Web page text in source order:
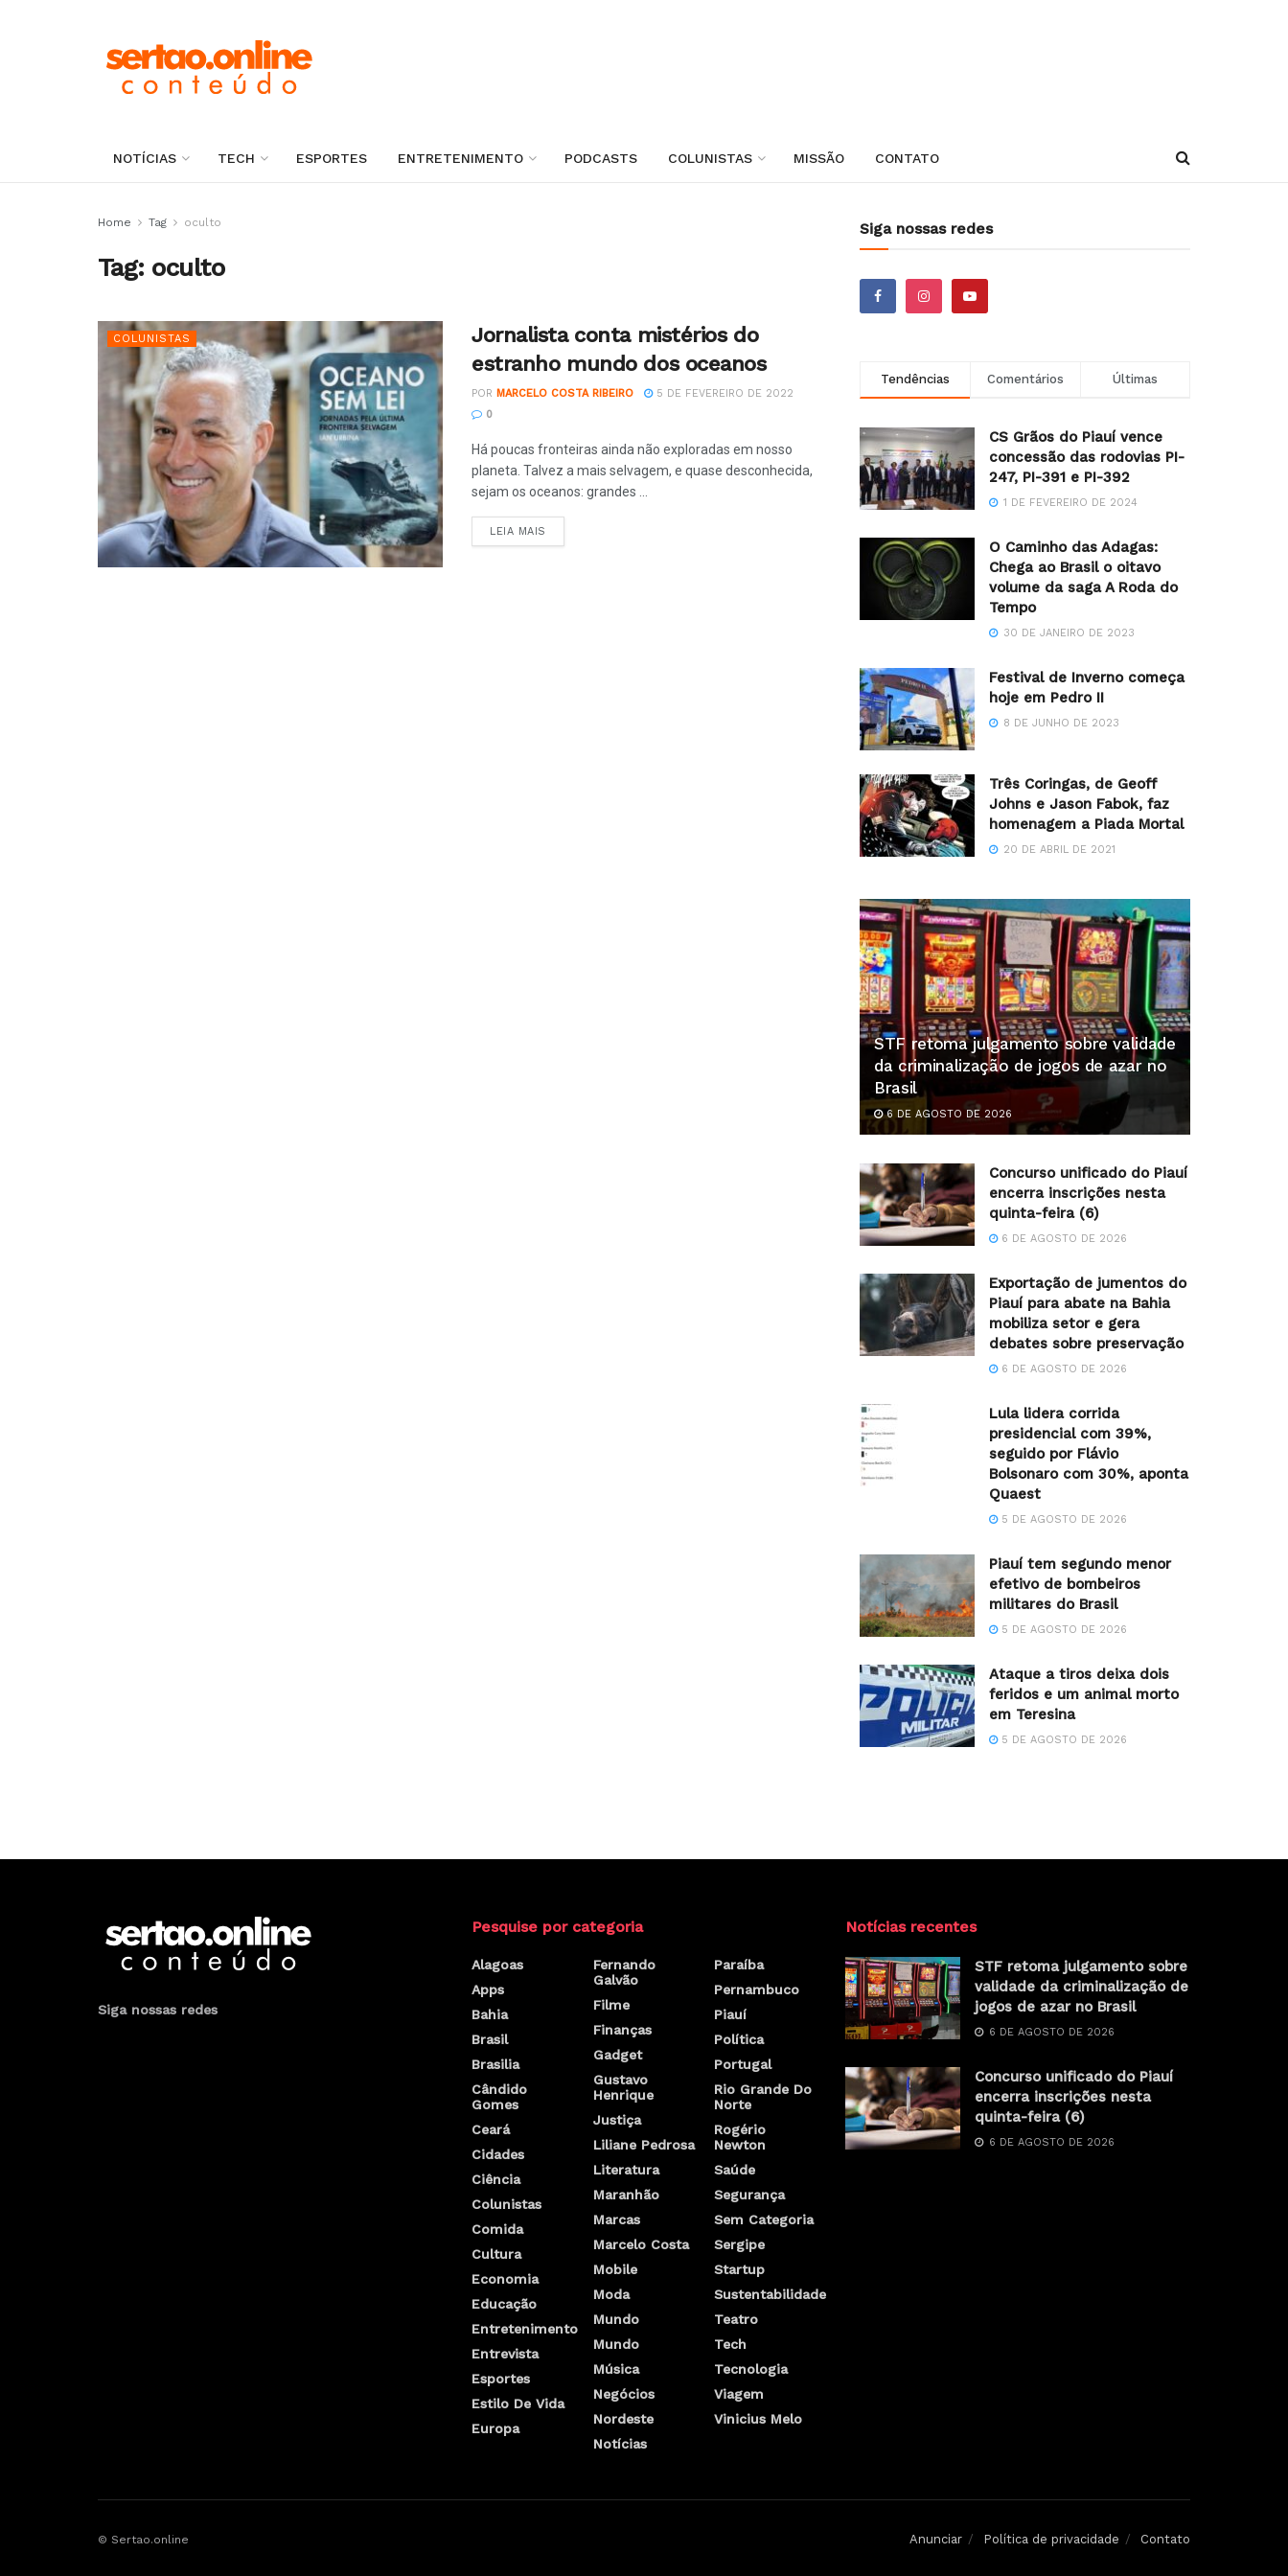
NOTÍCIAS TECH ESPORTES ENTRETENIMENTO PODCASTS COLUNISTAS MISSÃO CONTATO
Home Tag oculto
Tag: oculto
COLUNISTAS
Jornalista conta mistérios do
estranho mundo dos oceanos
POR MARCELO COSTA RIBEIRO
5 DE FEVEREIRO DE 2022
0
Há poucas fronteiras ainda não exploradas em nosso
planeta. Talvez a mais selvagem, e quase desconhecida,
sejam os oceanos: grandes ...
LEIA MAIS
Siga nossas redes
Tendências Comentários Últimas
CS Grãos do Piauí vence
concessão das rodovias PI-
247, PI-391 e PI-392
1 DE FEVEREIRO DE 2024
O Caminho das Adagas:
Chega ao Brasil o oitavo
volume da saga A Roda do
Tempo
30 DE JANEIRO DE 2023
Festival de Inverno começa
hoje em Pedro II
8 DE JUNHO DE 2023
Três Coringas, de Geoff
Johns e Jason Fabok, faz
homenagem a Piada Mortal
20 DE ABRIL DE 2021
STF retoma julgamento sobre validade
da criminalização de jogos de azar no
Brasil
6 DE AGOSTO DE 2026
Concurso unificado do Piauí
encerra inscrições nesta
quinta-feira (6)
6 DE AGOSTO DE 2026
Exportação de jumentos do
Piauí para abate na Bahia
mobiliza setor e gera
debates sobre preservação
6 DE AGOSTO DE 2026
Lula lidera corrida
presidencial com 39%,
seguido por Flávio
Bolsonaro com 30%, aponta
Quaest
5 DE AGOSTO DE 2026
Piauí tem segundo menor
efetivo de bombeiros
militares do Brasil
5 DE AGOSTO DE 2026
Ataque a tiros deixa dois
feridos e um animal morto
em Teresina
5 DE AGOSTO DE 2026
Siga nossas redes
Pesquise por categoria
Alagoas
Apps
Bahia
Brasil
Brasilia
Cândido
Gomes
Ceará
Cidades
Ciência
Colunistas
Comida
Cultura
Economia
Educação
Entretenimento
Entrevista
Esportes
Estilo De Vida
Europa
Fernando
Galvão
Filme
Finanças
Gadget
Gustavo
Henrique
Justiça
Liliane Pedrosa
Literatura
Maranhão
Marcas
Marcelo Costa
Mobile
Moda
Mundo
Mundo
Música
Negócios
Nordeste
Notícias
Paraíba
Pernambuco
Piauí
Política
Portugal
Rio Grande Do
Norte
Rogério
Newton
Saúde
Segurança
Sem Categoria
Sergipe
Startup
Sustentabilidade
Teatro
Tech
Tecnologia
Viagem
Vinicius Melo
Notícias recentes
STF retoma julgamento sobre
validade da criminalização de
jogos de azar no Brasil
6 DE AGOSTO DE 2026
Concurso unificado do Piauí
encerra inscrições nesta
quinta-feira (6)
6 DE AGOSTO DE 2026
Anunciar Política de privacidade Contato
© Sertao.online